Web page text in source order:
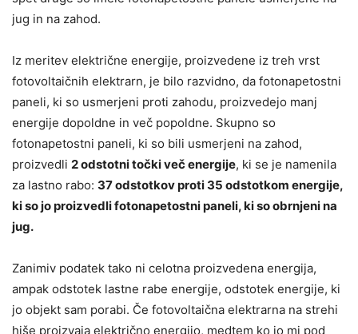
jug in na zahod.
Iz meritev električne energije, proizvedene iz treh vrst
fotovoltaičnih elektrarn, je bilo razvidno, da fotonapetostni
paneli, ki so usmerjeni proti zahodu, proizvedejo manj
energije dopoldne in več popoldne. Skupno so
fotonapetostni paneli, ki so bili usmerjeni na zahod,
proizvedli 2 odstotni točki več energije, ki se je namenila
za lastno rabo: 37 odstotkov proti 35 odstotkom energije,
ki so jo proizvedli fotonapetostni paneli, ki so obrnjeni na
jug.
Zanimiv podatek tako ni celotna proizvedena energija,
ampak odstotek lastne rabe energije, odstotek energije, ki
jo objekt sam porabi. Če fotovoltaična elektrarna na strehi
hiše proizvaja električno energijo, medtem ko jo mi pod